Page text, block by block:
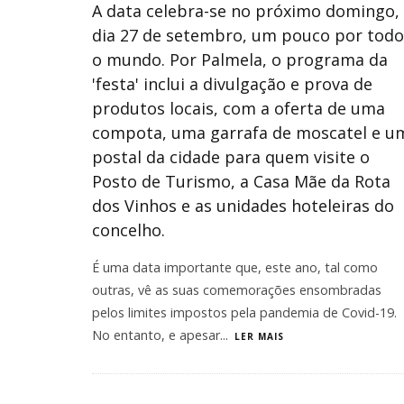
A data celebra-se no próximo domingo,
dia 27 de setembro, um pouco por todo
o mundo. Por Palmela, o programa da
'festa' inclui a divulgação e prova de
produtos locais, com a oferta de uma
compota, uma garrafa de moscatel e
postal da cidade para quem visite o
Posto de Turismo, a Casa Mãe da Rota
dos Vinhos e as unidades hoteleiras do
concelho.
É uma data importante que, este ano, tal como
outras, vê as suas comemorações ensombradas
pelos limites impostos pela pandemia de Covid-19.
No entanto, e apesar... LER MAIS